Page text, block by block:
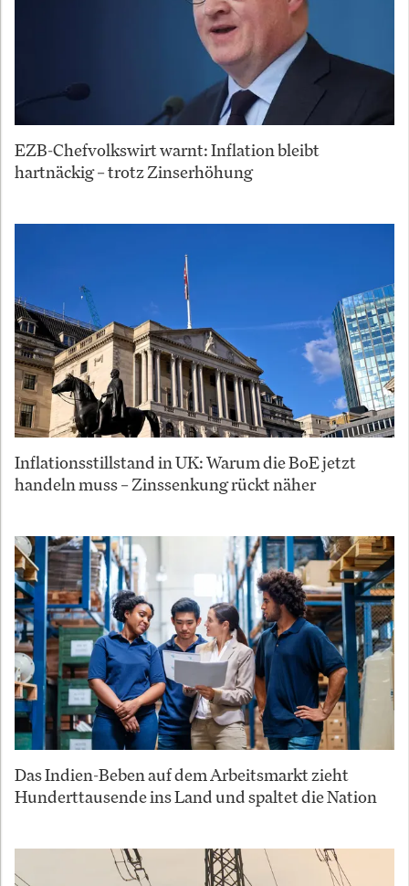
EZB-Chefvolkswirt warnt: Inflation bleibt
hartnäckig – trotz Zinserhöhung
Inflationsstillstand in UK: Warum die BoE jetzt
handeln muss – Zinssenkung rückt näher
Das Indien-Beben auf dem Arbeitsmarkt zieht
Hunderttausende ins Land und spaltet die Nation